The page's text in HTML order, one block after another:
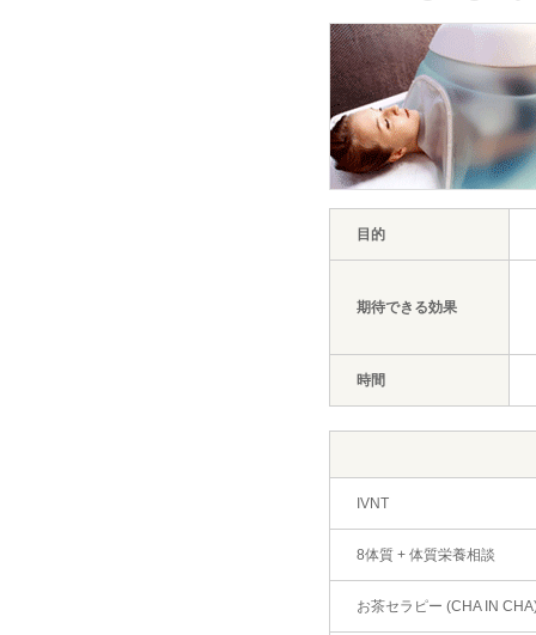
目的
期待できる効果
時間
IVNT
8体質 + 体質栄養相談
お茶セラピー (CHA IN